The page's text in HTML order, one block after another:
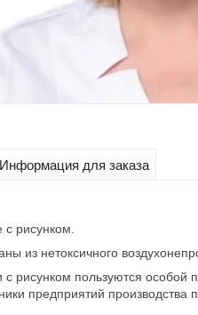
Информация для заказа
рисунком.
из нетоксичного
рисунком пользуются особой
предприятий производства